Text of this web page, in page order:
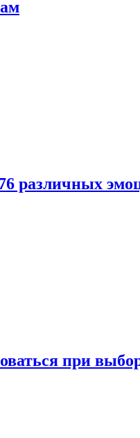
различных
при